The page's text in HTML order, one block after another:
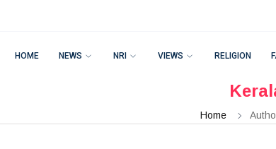
HOME NEWS NRI VIEWS RELIGION
Home